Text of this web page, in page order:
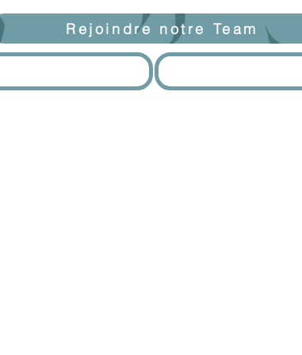
Rejoindre notre Team